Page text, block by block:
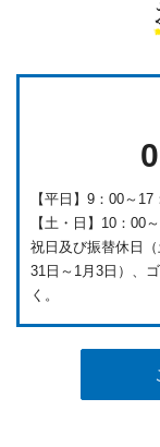
【平日】9：00～
【土・日】10：00
祝日及び振替休日
31日～1月3日）、
く。